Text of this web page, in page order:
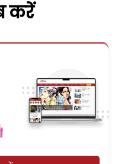
करें